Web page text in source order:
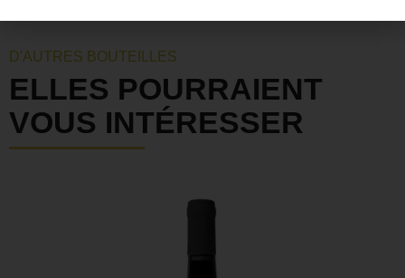
D'AUTRES BOUTEILLES
ELLES POURRAIENT
VOUS INTÉRESSER